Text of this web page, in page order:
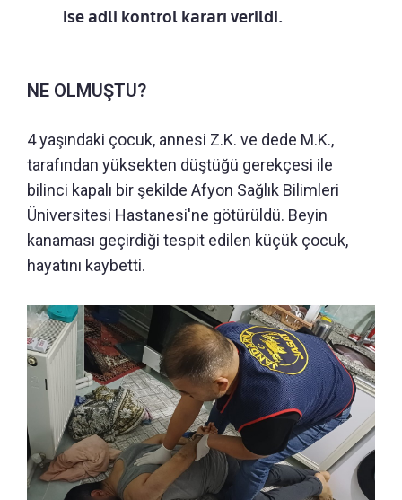
ise adli kontrol kararı verildi.
NE OLMUŞTU?
4 yaşındaki çocuk, annesi Z.K. ve dede M.K.,
tarafından yüksekten düştüğü gerekçesi ile
bilinci kapalı bir şekilde Afyon Sağlık Bilimleri
Üniversitesi Hastanesi'ne götürüldü. Beyin
kanaması geçirdiği tespit edilen küçük çocuk,
hayatını kaybetti.